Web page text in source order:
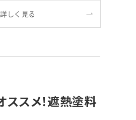
しく見る
スメ！遮熱塗料